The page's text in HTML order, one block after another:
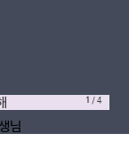
1 /4